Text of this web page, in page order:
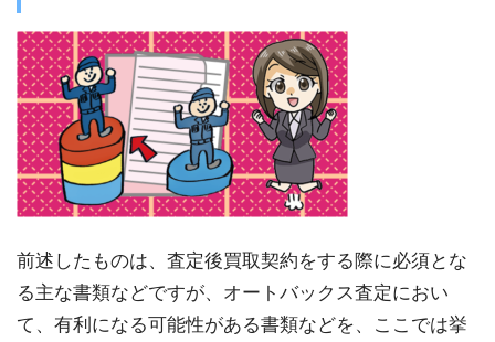
前述したものは、査定後買取契約をする際に必須とな
る主な書類などですが、オートバックス査定におい
て、有利になる可能性がある書類などを、ここでは挙